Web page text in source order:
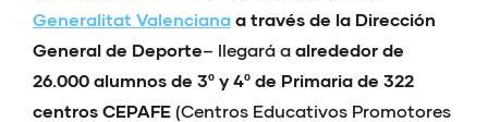
Generalitat Valenciana a través de la Dirección
General de Deporte– llegará a alrededor de
26.000 alumnos de 3º y 4º de Primaria de 322
centros CEPAFE (Centros Educativos Promotores